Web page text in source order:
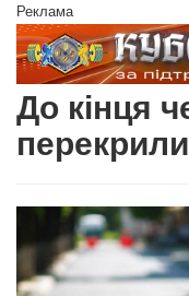
Реклама
До кінця